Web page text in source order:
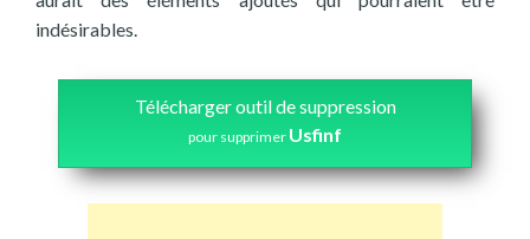
indésirables.
Télécharger outil de suppression
pour supprimer Usfinf